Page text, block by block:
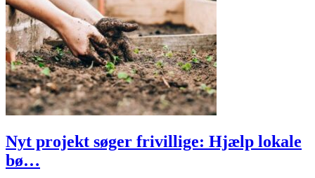
Nyt projekt søger frivillige: Hjælp lokale
bø…